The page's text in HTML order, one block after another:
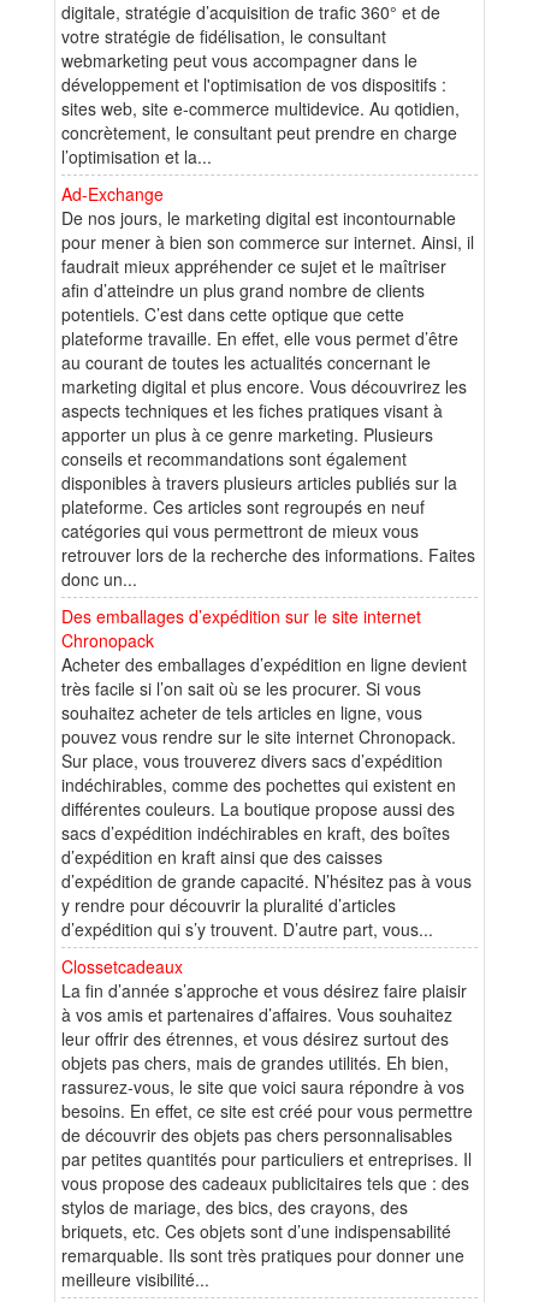
digitale, stratégie d’acquisition de trafic 360° et de
votre stratégie de fidélisation, le consultant
webmarketing peut vous accompagner dans le
développement et l'optimisation de vos dispositifs :
sites web, site e-commerce multidevice. Au qotidien,
concrètement, le consultant peut prendre en charge
l’optimisation et la...
Ad-Exchange
De nos jours, le marketing digital est incontournable
pour mener à bien son commerce sur internet. Ainsi, il
faudrait mieux appréhender ce sujet et le maîtriser
afin d’atteindre un plus grand nombre de clients
potentiels. C’est dans cette optique que cette
plateforme travaille. En effet, elle vous permet d’être
au courant de toutes les actualités concernant le
marketing digital et plus encore. Vous découvrirez les
aspects techniques et les fiches pratiques visant à
apporter un plus à ce genre marketing. Plusieurs
conseils et recommandations sont également
disponibles à travers plusieurs articles publiés sur la
plateforme. Ces articles sont regroupés en neuf
catégories qui vous permettront de mieux vous
retrouver lors de la recherche des informations. Faites
donc un...
Des emballages d’expédition sur le site internet
Chronopack
Acheter des emballages d’expédition en ligne devient
très facile si l’on sait où se les procurer. Si vous
souhaitez acheter de tels articles en ligne, vous
pouvez vous rendre sur le site internet Chronopack.
Sur place, vous trouverez divers sacs d’expédition
indéchirables, comme des pochettes qui existent en
différentes couleurs. La boutique propose aussi des
sacs d’expédition indéchirables en kraft, des boîtes
d’expédition en kraft ainsi que des caisses
d’expédition de grande capacité. N’hésitez pas à vous
y rendre pour découvrir la pluralité d’articles
d’expédition qui s’y trouvent. D’autre part, vous...
Clossetcadeaux
La fin d’année s’approche et vous désirez faire plaisir
à vos amis et partenaires d’affaires. Vous souhaitez
leur offrir des étrennes, et vous désirez surtout des
objets pas chers, mais de grandes utilités. Eh bien,
rassurez-vous, le site que voici saura répondre à vos
besoins. En effet, ce site est créé pour vous permettre
de découvrir des objets pas chers personnalisables
par petites quantités pour particuliers et entreprises. Il
vous propose des cadeaux publicitaires tels que : des
stylos de mariage, des bics, des crayons, des
briquets, etc. Ces objets sont d’une indispensabilité
remarquable. Ils sont très pratiques pour donner une
meilleure visibilité...